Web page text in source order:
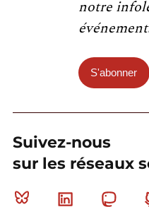
notre
S'abonner
Suivez-nous
sur les réseaux
Bluesky Linkedin